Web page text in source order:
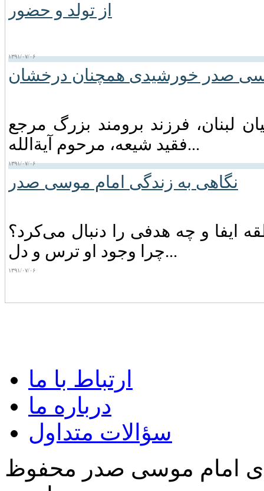
از تولد و حضور
۱۳۹۱/۰۷/۰۶
صدر خورشیدی همچنان درخشان
لبنان‏، فرزند برومند بزرگ مرجع
فقید شیعه‏، مرحوم آیةالله...
۱۳۹۱/۰۷/۰۶
نگاهی به زندگی امام موسی صدر
و چه‌ هدفی‌ را دنبال‌ می‌کرد؟
چرا وجود او ترس‌ و دل...
۱۳۹۱/۰۷/۰۶
ارتباط با ما
درباره ما
سؤالات متداول
امام موسی صدر محفوظ